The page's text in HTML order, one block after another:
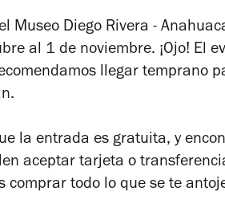
Museo Diego Rivera -
al 1 de noviembre. ¡Ojo! El
llegar temprano
la entrada es gratuita, y
aceptar tarjeta o
comprar todo lo que se te